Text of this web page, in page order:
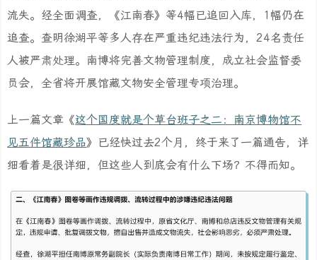
流失。经全面调查，《江南春》等4幅已追回入库，1幅仍在
追查。查明徐湖平等多人存在严重违纪违法行为，24名责任
人被严肃处理。南博将完善文物管理制度，成立社会监督委
员会，全省将开展馆藏文物安全管理专项治理。
上一篇文章《这个国度就是个草台班子之二：南京博物馆不
见五件馆藏珍品》已经快过去2个月，终于来了一篇通告，详
细看着是很详细，但这些人到底会有什么下场？不得而知。